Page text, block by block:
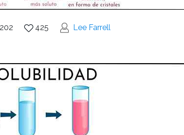
425 Lee Farrell